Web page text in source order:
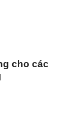
cho các